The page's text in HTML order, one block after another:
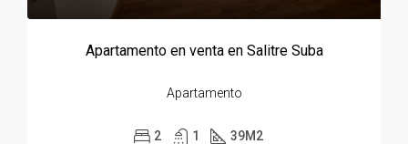
Apartamento en venta en Salitre Suba
Apartamento
2 1 39M2